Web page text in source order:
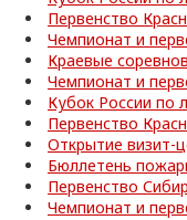
Первенство
Чемпионат и
Краевые
Чемпионат и
Кубок России по
Первенство
Открытие визит-
Бюллетень
Первенство
Чемпионат и